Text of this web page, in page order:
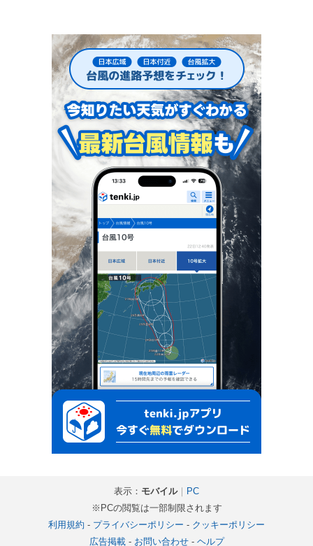
表示： モバイル｜
PC
※PCの閲覧は一部制限されます
利用規約 - プライバシーポリシー - クッキーポリシー
広告掲載- お問い合わせ- ヘルプ